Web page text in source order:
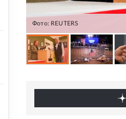
Фото: REUTERS